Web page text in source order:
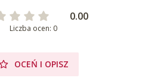
0.00
Liczba ocen: 0
OCEŃ I OPISZ